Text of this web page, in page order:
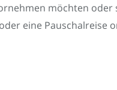
möchten
eine